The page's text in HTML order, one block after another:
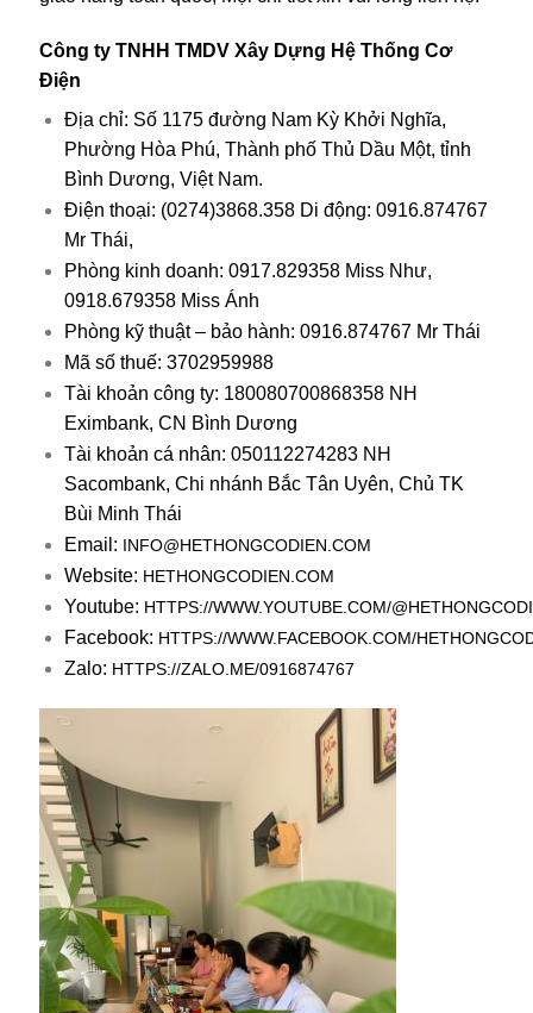
Công ty TNHH TMDV Xây Dựng Hệ Thống Cơ
Điện
Địa chỉ: Số 1175 đường Nam Kỳ Khởi Nghĩa,
Phường Hòa Phú, Thành phố Thủ Dầu Một, tỉnh
Bình Dương, Việt Nam.
Điện thoại: (0274)3868.358 Di động: 0916.874767
Mr Thái,
Phòng kinh doanh: 0917.829358 Miss Như,
0918.679358 Miss Ánh
Phòng kỹ thuật – bảo hành: 0916.874767 Mr Thái
Mã số thuế: 3702959988
Tài khoản công ty: 180080700868358 NH
Eximbank, CN Bình Dương
Tài khoản cá nhân: 050112274283 NH
Sacombank, Chi nhánh Bắc Tân Uyên, Chủ TK
Bùi Minh Thái
Email: INFO@HETHONGCODIEN.COM
Website: HETHONGCODIEN.COM
Youtube: HTTPS://WWW.YOUTUBE.COM/
Facebook: HTTPS://WWW.FACEBOOK.COM/
Zalo: HTTPS://ZALO.ME/0916874767